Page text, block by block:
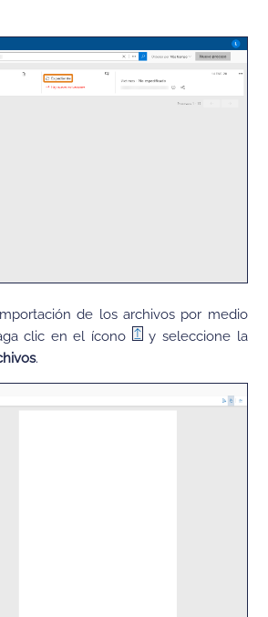
de los archivos por medio
clic en el ícono
y seleccione la
.